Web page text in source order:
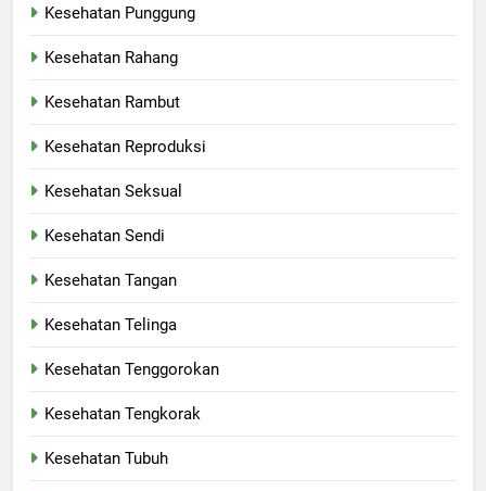
Kesehatan Punggung
Kesehatan Rahang
Kesehatan Rambut
Kesehatan Reproduksi
Kesehatan Seksual
Kesehatan Sendi
Kesehatan Tangan
Kesehatan Telinga
Kesehatan Tenggorokan
Kesehatan Tengkorak
Kesehatan Tubuh